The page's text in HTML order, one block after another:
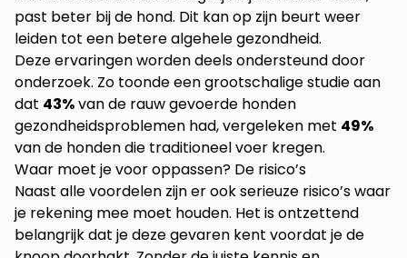
past beter bij de hond. Dit kan op zijn beurt weer
leiden tot een betere algehele gezondheid.
Deze ervaringen worden deels ondersteund door
onderzoek. Zo toonde een grootschalige studie aan
dat 43%van de rauw gevoerde honden
gezondheidsproblemen had, vergeleken met 49%
van de honden die traditioneel voer kregen.
Waar moet je voor oppassen? De risico’s
Naast alle voordelen zijn er ook serieuze risico’s waar
je rekening mee moet houden. Het is ontzettend
belangrijk dat je deze gevaren kent voordat je de